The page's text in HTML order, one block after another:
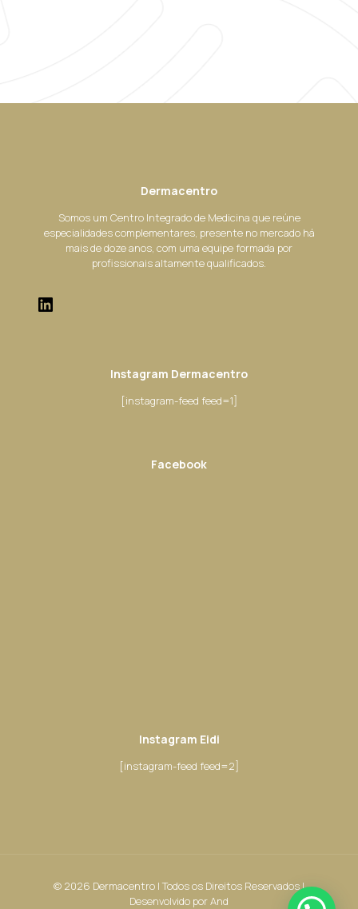
Dermacentro
Somos um Centro Integrado de Medicina que reúne
especialidades complementares, presente no mercado há
mais de doze anos, com uma equipe formada por
profissionais altamente qualificados.
Instagram Dermacentro
[instagram-feed feed=1]
Facebook
Instagram Eidi
[instagram-feed feed=2]
© 2026 Dermacentro | Todos os Direitos Reservados |
Desenvolvido porAnd